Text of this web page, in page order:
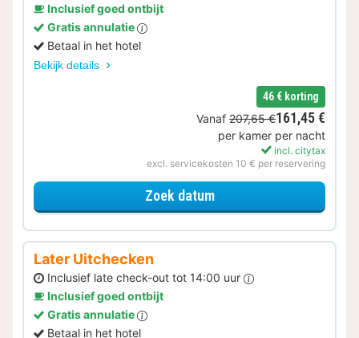
Inclusief goed ontbijt
Gratis annulatie
Betaal in het hotel
Bekijk details
46 € korting
Vanaf 207,65 €161,45 €
per kamer per nacht
incl. citytax
excl. servicekosten 10 € per reservering
Zoek datumvoor Verblijf & Diner
Later Uitchecken
Inclusief late check-out tot 14:00 uur
Inclusief goed ontbijt
Gratis annulatie
Betaal in het hotel